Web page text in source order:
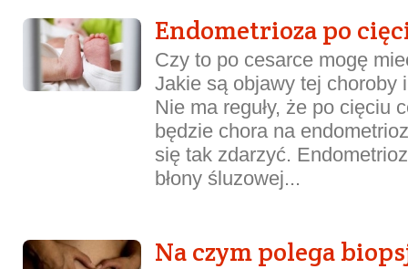
Endometrioza po
Czy to po cesarce mogę
Jakie są objawy tej choroby
Nie ma reguły, że po cięciu
będzie chora na
się tak zdarzyć.
błony śluzowej...
Na czym polega